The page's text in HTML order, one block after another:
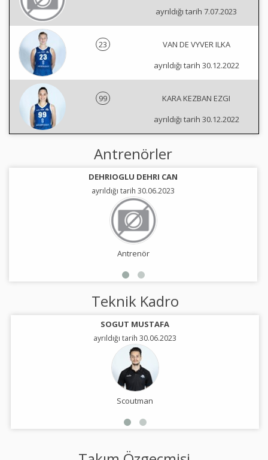
ayrıldığı tarih 7.07.2023
23
VAN DE VYVER ILKA
ayrıldığı tarih 30.12.2022
99
KARA KEZBAN EZGI
ayrıldığı tarih 30.12.2022
Antrenörler
DEHRIOGLU DEHRI CAN
ayrıldığı tarih 30.06.2023
Antrenör
Teknik Kadro
SOGUT MUSTAFA
ayrıldığı tarih 30.06.2023
Scoutman